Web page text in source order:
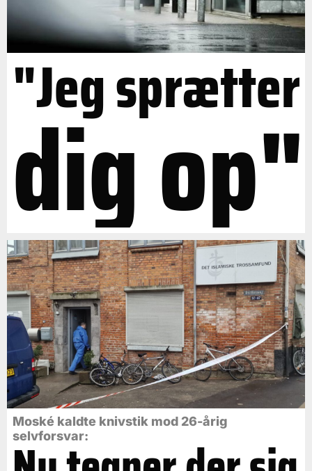
"Jeg sprætter
dig op"
Moské kaldte knivstik mod 26-årig
selvforsvar: